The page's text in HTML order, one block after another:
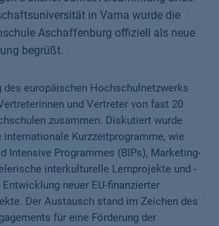
in Varna wurde die
Aschaffenburg offiziell als neue
begrüßt.
des europäischen Hochschulnetzwerks
und Vertreter von fast 20
zusammen. Diskutiert wurde
internationale Kurzzeitprogramme, wie
Intensive Programmes (BIPs), Marketing-
interkulturelle Lernprojekte und -
neuer EU-finanzierter
Der Austausch stand im Zeichen des
für eine Förderung der